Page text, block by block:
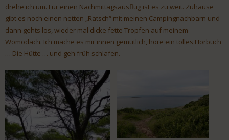
drehe ich um. Für einen Nachmittagsausflug ist es zu weit. Zuhause
gibt es noch einen netten „Ratsch“ mit meinen Campingnachbarn und
dann gehts los, wieder mal dicke fette Tropfen auf meinem
Womodach. Ich mache es mir innen gemütlich, höre ein tolles Hörbuch
… Die Hütte … und geh früh schlafen.